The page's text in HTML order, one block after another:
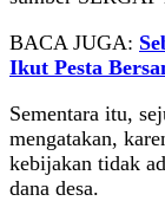
BACA JUGA:
Ikut Pesta
Sementara itu,
mengatakan,
kebijakan tidak
dana desa.